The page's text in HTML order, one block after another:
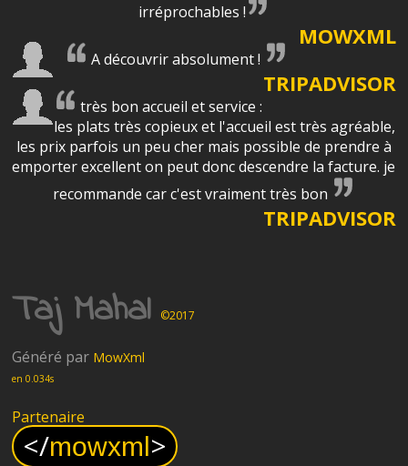
irréprochables !
MOWXML
A découvrir absolument !
TRIPADVISOR
très bon accueil et service :
les plats très copieux et l'accueil est très agréable,
les prix parfois un peu cher mais possible de prendre à
emporter excellent on peut donc descendre la facture. je
recommande car c'est vraiment très bon
TRIPADVISOR
Taj Mahal ©2017
Généré par MowXml
en 0.034s
Partenaire
</mowxml >